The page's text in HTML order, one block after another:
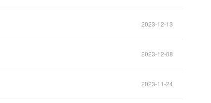
2023-12-13
2023-12-08
2023-11-24